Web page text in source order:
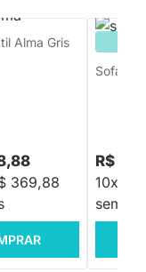
Alma Gris
369,88
Sofá
R$
10x de
sem